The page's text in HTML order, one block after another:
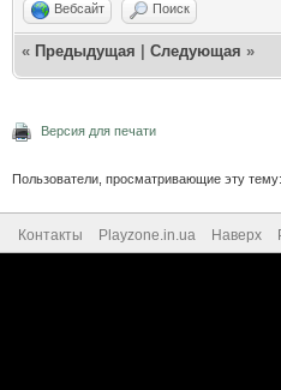
Вебсайт Поиск
« Предыдущая Следующая »
Версия для печати
Пользователи, просматривающие эту
Контакты Playzone.in.ua Наверх